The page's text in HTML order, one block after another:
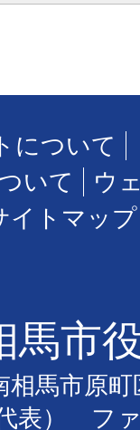
について
いて
ウ
イトマップ
馬市
馬市原町
代表） フ